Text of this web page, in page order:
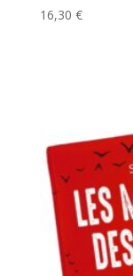
16,30 €